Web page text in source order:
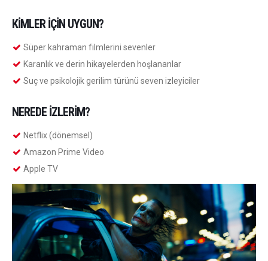
KIMLER İÇIN UYGUN?
Süper kahraman filmlerini sevenler
Karanlık ve derin hikayelerden hoşlananlar
Suç ve psikolojik gerilim türünü seven izleyiciler
NEREDE İZLERIM?
Netflix (dönemsel)
Amazon Prime Video
Apple TV